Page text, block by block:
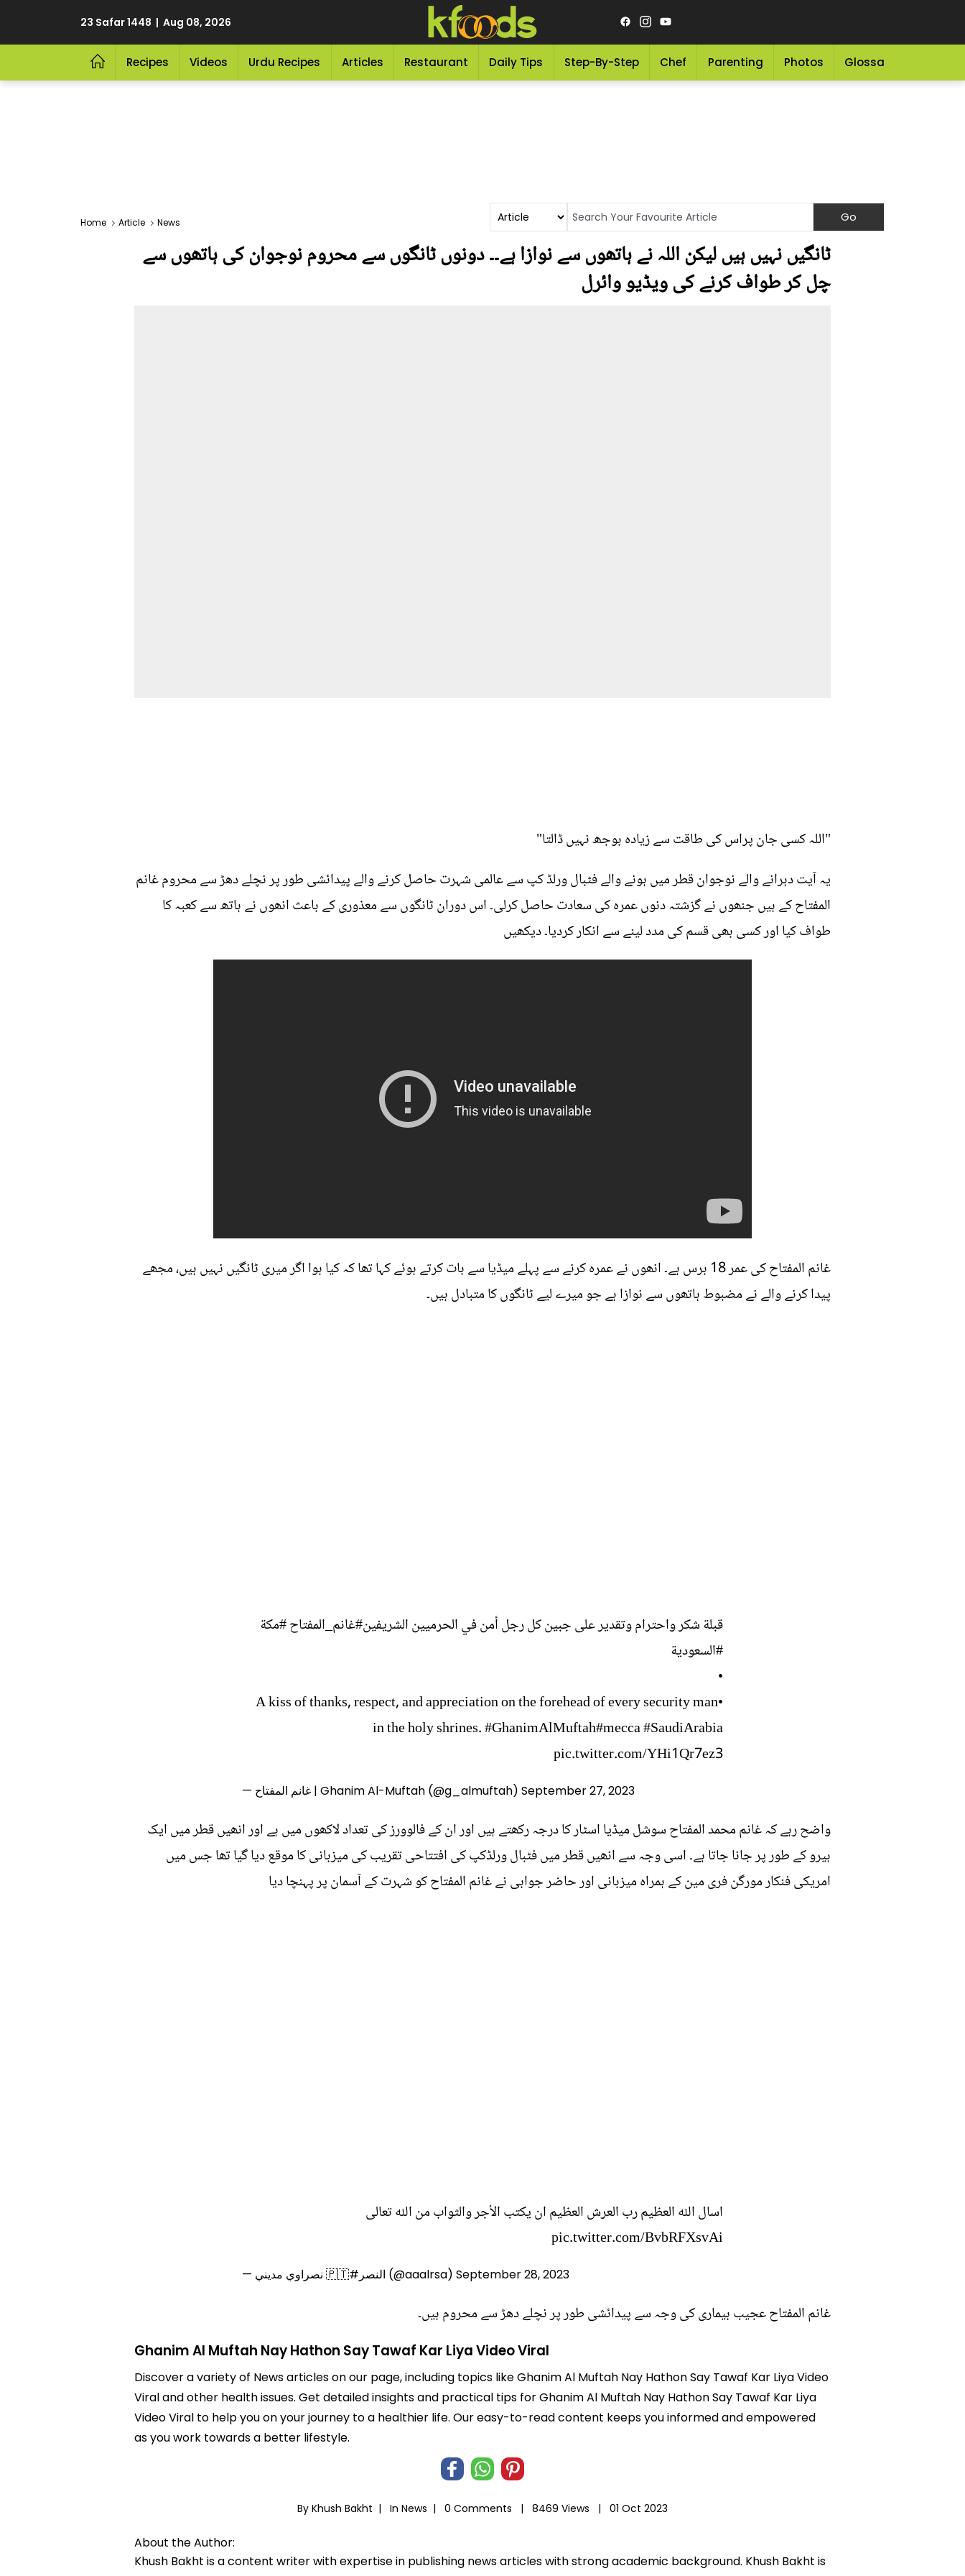
23 Safar 1448 | Aug 08, 2026
Recipes Videos Urdu Recipes Articles Restaurant Daily Tips Step-By-Step Chef Parenting Photos Glossary
Home Article News
ٹانگیں نہیں ہیں لیکن اللہ نے ہاتھوں سے نوازا ہے۔۔ دونوں ٹانگوں سے محروم نوجوان کی ہاتھوں سے
چل کر طواف کرنے کی ویڈیو وائرل
"اللہ کسی جان پراس کی طاقت سے زیادہ بوجھ نہیں ڈالتا"
یہ آیت دہرانے والے نوجوان قطر میں ہونے والے فٹبال ورلڈ کپ سے عالمی شہرت حاصل کرنے والے پیدائشی طور پر نچلے دھڑ سے محروم غانم
المفتاح کے ہیں جنھوں نے گزشتہ دنوں عمرہ کی سعادت حاصل کرلی۔ اس دوران ٹانگوں سے معذوری کے باعث انھوں نے ہاتھ سے کعبہ کا
طواف کیا اور کسی بھی قسم کی مدد لینے سے انکار کردیا۔ دیکھیں
غانم المفتاح کی عمر 18 برس ہے۔ انھوں نے عمرہ کرنے سے پہلے میڈیا سے بات کرتے ہوئے کہا تھا کہ کیا ہوا اگر میری ٹانگیں نہیں ہیں، مجھے
پیدا کرنے والے نے مضبوط ہاتھوں سے نوازا ہے جو میرے لیے ٹانگوں کا متبادل ہیں۔
قبلة شكر واحترام وتقدير على جبين كل رجل أمن في الحرميين الشريفين#غانم_المفتاح#مكة
#السعودية
•
•A kiss of thanks, respect, and appreciation on the forehead of every security man
in the holy shrines.#GhanimAlMuftah#mecca#SaudiArabia
pic.twitter.com/YHi1Qr7ez3
— غانم المفتاح | Ghanim Al-Muftah (@g_almuftah) September 27, 2023
واضح رہے کہ غانم محمد المفتاح سوشل میڈیا اسٹار کا درجہ رکھتے ہیں اور ان کے فالوورز کی تعداد لاکھوں میں ہے اور انھیں قطر میں ایک
ہیرو کے طور پر جانا جاتا ہے۔ اسی وجہ سے انھیں قطر میں فٹبال ورلڈکپ کی افتتاحی تقریب کی میزبانی کا موقع دیا گیا تھا جس میں
امریکی فنکار مورگن فری مین کے ہمراہ میزبانی اور حاضر جوابی نے غانم المفتاح کو شہرت کے آسمان پر پہنچا دیا
اسال الله العظيم رب العرش العظيم ان يكتب الأجر والثواب من الله تعالى
pic.twitter.com/BvbRFXsvAi
— نصراوي مديني 🇵🇹#النصر (@aaalrsa) September 28, 2023
غانم المفتاح عجیب بیماری کی وجہ سے پیدائشی طور پر نچلے دھڑ سے محروم ہیں۔
Ghanim Al Muftah Nay Hathon Say Tawaf Kar Liya Video Viral
Discover a variety of News articles on our page, including topics like Ghanim Al Muftah Nay Hathon Say Tawaf Kar Liya Video
Viral and other health issues. Get detailed insights and practical tips for Ghanim Al Muftah Nay Hathon Say Tawaf Kar Liya
Video Viral to help you on your journey to a healthier life. Our easy-to-read content keeps you informed and empowered
as you work towards a better lifestyle.
By Khush Bakht | In News | 0 Comments | 8469 Views | 01 Oct 2023
About the Author:
Khush Bakht is a content writer with expertise in publishing news articles with strong academic background. Khush Bakht is